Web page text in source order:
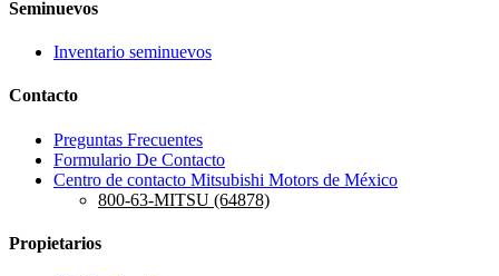
Seminuevos
Inventario seminuevos
Contacto
Preguntas Frecuentes
Formulario De Contacto
Centro de contacto Mitsubishi Motors de México
800-63-MITSU (64878)
Propietarios